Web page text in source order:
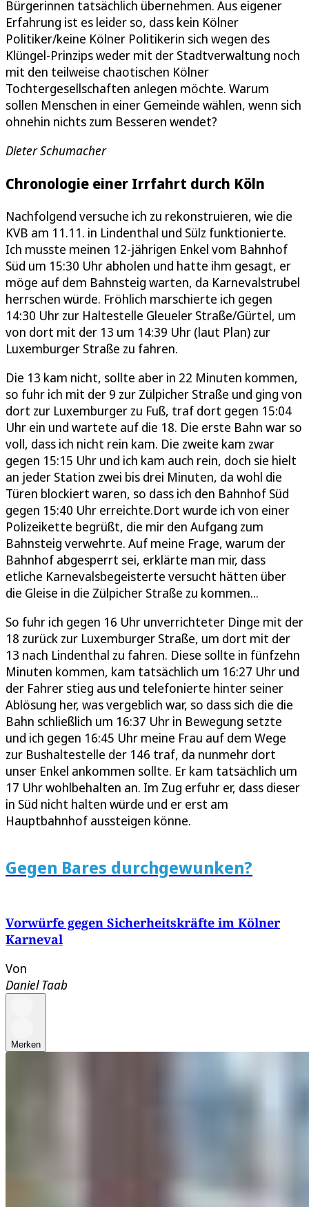
Bürgerinnen tatsächlich übernehmen. Aus eigener
Erfahrung ist es leider so, dass kein Kölner
Politiker/keine Kölner Politikerin sich wegen des
Klüngel-Prinzips weder mit der Stadtverwaltung noch
mit den teilweise chaotischen Kölner
Tochtergesellschaften anlegen möchte. Warum
sollen Menschen in einer Gemeinde wählen, wenn sich
ohnehin nichts zum Besseren wendet?
Dieter Schumacher
Chronologie einer Irrfahrt durch Köln
Nachfolgend versuche ich zu rekonstruieren, wie die
KVB am 11.11. in Lindenthal und Sülz funktionierte.
Ich musste meinen 12-jährigen Enkel vom Bahnhof
Süd um 15:30 Uhr abholen und hatte ihm gesagt, er
möge auf dem Bahnsteig warten, da Karnevalstrubel
herrschen würde. Fröhlich marschierte ich gegen
14:30 Uhr zur Haltestelle Gleueler Straße/Gürtel, um
von dort mit der 13 um 14:39 Uhr (laut Plan) zur
Luxemburger Straße zu fahren.
Die 13 kam nicht, sollte aber in 22 Minuten kommen,
so fuhr ich mit der 9 zur Zülpicher Straße und ging von
dort zur Luxemburger zu Fuß, traf dort gegen 15:04
Uhr ein und wartete auf die 18. Die erste Bahn war so
voll, dass ich nicht rein kam. Die zweite kam zwar
gegen 15:15 Uhr und ich kam auch rein, doch sie hielt
an jeder Station zwei bis drei Minuten, da wohl die
Türen blockiert waren, so dass ich den Bahnhof Süd
gegen 15:40 Uhr erreichte.Dort wurde ich von einer
Polizeikette begrüßt, die mir den Aufgang zum
Bahnsteig verwehrte. Auf meine Frage, warum der
Bahnhof abgesperrt sei, erklärte man mir, dass
etliche Karnevalsbegeisterte versucht hätten über
die Gleise in die Zülpicher Straße zu kommen...
So fuhr ich gegen 16 Uhr unverrichteter Dinge mit der
18 zurück zur Luxemburger Straße, um dort mit der
13 nach Lindenthal zu fahren. Diese sollte in fünfzehn
Minuten kommen, kam tatsächlich um 16:27 Uhr und
der Fahrer stieg aus und telefonierte hinter seiner
Ablösung her, was vergeblich war, so dass sich die die
Bahn schließlich um 16:37 Uhr in Bewegung setzte
und ich gegen 16:45 Uhr meine Frau auf dem Wege
zur Bushaltestelle der 146 traf, da nunmehr dort
unser Enkel ankommen sollte. Er kam tatsächlich um
17 Uhr wohlbehalten an. Im Zug erfuhr er, dass dieser
in Süd nicht halten würde und er erst am
Hauptbahnhof aussteigen könne.
Gegen Bares durchgewunken?
Vorwürfe gegen Sicherheitskräfte im Kölner
Karneval
Von
Daniel Taab
Merken